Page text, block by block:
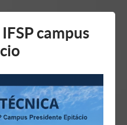
campus